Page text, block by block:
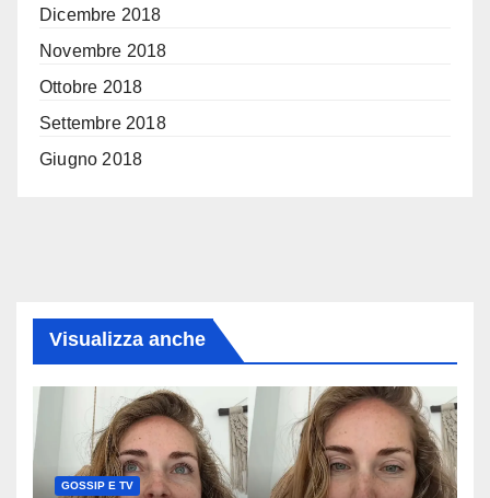
Dicembre 2018
Novembre 2018
Ottobre 2018
Settembre 2018
Giugno 2018
Visualizza anche
GOSSIP E TV